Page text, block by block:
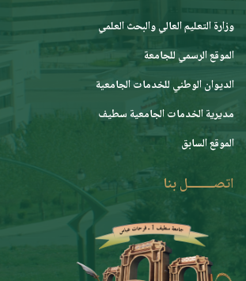
وزارة التعليم العالي والبحث العلمي
الموقع الرسمي للجامعة
ﺍﻟﺪﻳﻮﺍﻥ ﺍﻟﻮﻃﻨﻲ ﻟﻠﺨﺪﻣﺎﺕ ﺍﻟﺠﺎﻣﻌﻴﺔ
مديرية الخدمات الجامعية سطيف
الموقع السابق
اتصــــــــل بنا